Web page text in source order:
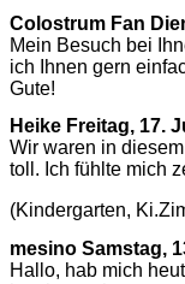
Colostrum Fan
Mein Besuch bei
ich Ihnen gern
Gute!
Heike Freitag, 17.
Wir waren in
toll. Ich fühlte mich
(Kindergarten,
mesino Samstag,
Hallo, hab mich